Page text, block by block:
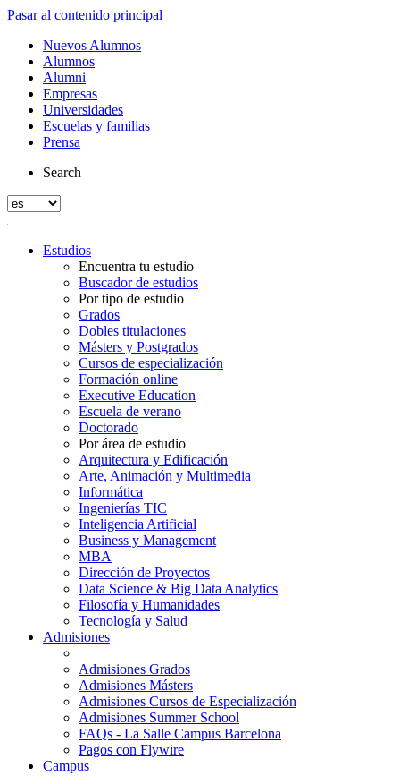
Pasar al contenido principal
Nuevos Alumnos
Alumnos
Alumni
Empresas
Universidades
Escuelas y familias
Prensa
Search
Estudios
Encuentra tu estudio
Buscador de estudios
Por tipo de estudio
Grados
Dobles titulaciones
Másters y Postgrados
Cursos de especialización
Formación online
Executive Education
Escuela de verano
Doctorado
Por área de estudio
Arquitectura y Edificación
Arte, Animación y Multimedia
Informática
Ingenierías TIC
Inteligencia Artificial
Business y Management
MBA
Dirección de Proyectos
Data Science & Big Data Analytics
Filosofía y Humanidades
Tecnología y Salud
Admisiones
Admisiones Grados
Admisiones Másters
Admisiones Cursos de Especialización
Admisiones Summer School
FAQs - La Salle Campus Barcelona
Pagos con Flywire
Campus